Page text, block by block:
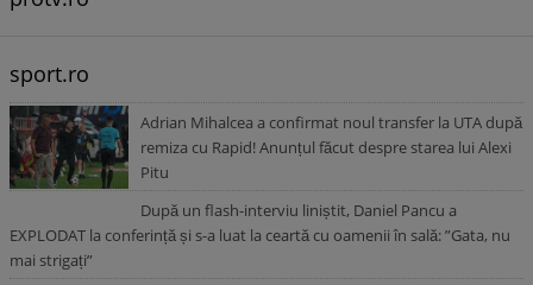
sport.ro
Adrian Mihalcea a confirmat noul transfer la UTA după
remiza cu Rapid! Anunțul făcut despre starea lui Alexi
Pitu
După un flash-interviu liniștit, Daniel Pancu a
EXPLODAT la conferință și s-a luat la ceartă cu oamenii în sală: ”Gata, nu
mai strigați”